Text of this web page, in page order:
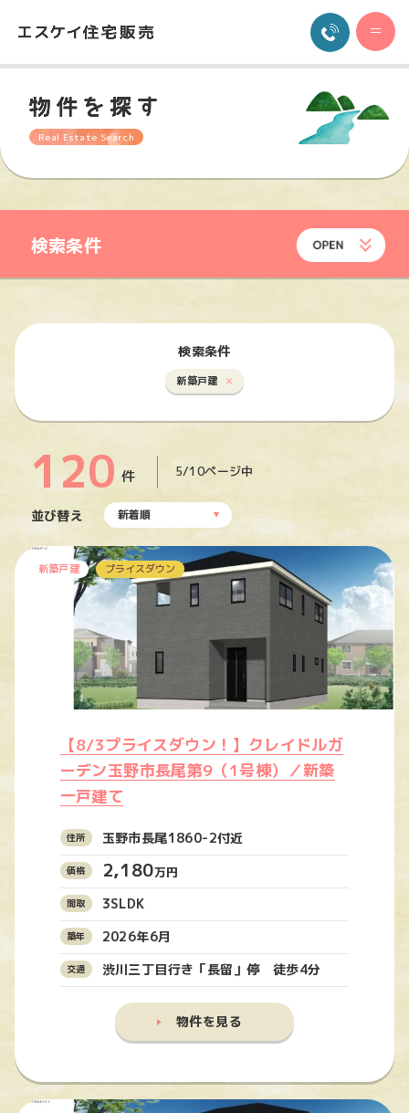
Real Estate Search
検索条件
検索条件
新築戸建
120 件 5/10ページ中
並び替え 新着順
新築戸建 プライスダウン
【8/3プライスダウン！】クレイドルガ
ーデン玉野市長尾第9（1号棟）／新築
一戸建て
玉野市長尾1860-2付近
2,180万円
3SLDK
2026年6月
渋川三丁目行き「長留」停 徒歩4分
物件を見る